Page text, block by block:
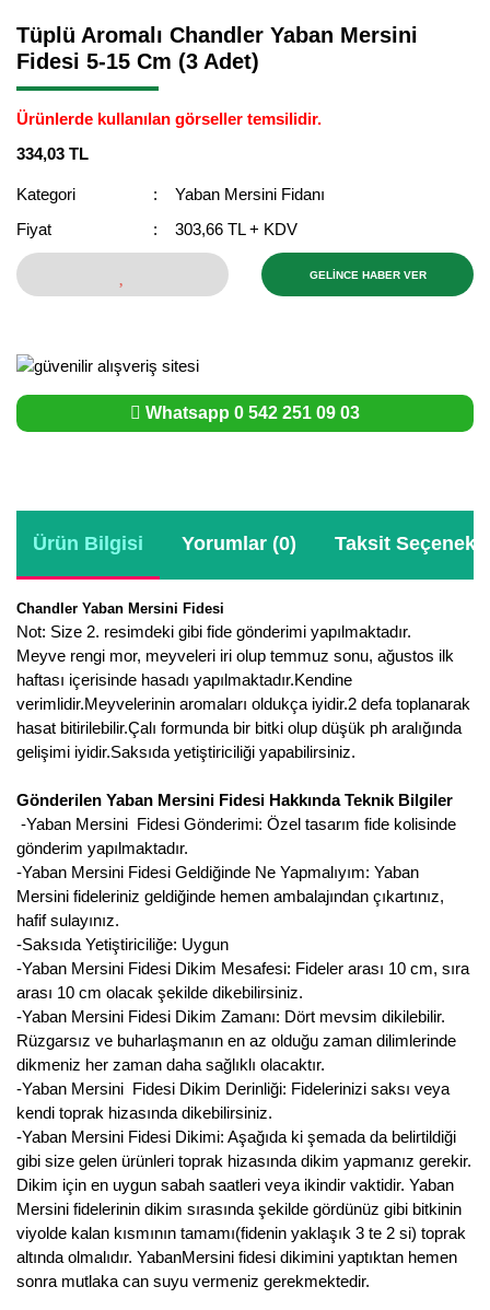
Tüplü Aromalı Chandler Yaban Mersini
Fidesi 5-15 Cm (3 Adet)
Ürünlerde kullanılan görseller temsilidir.
334,03 TL
Kategori
Yaban Mersini Fidanı
Fiyat
303,66 TL + KDV
GELİNCE HABER VER
Whatsapp 0 542 251 09 03
Ürün Bilgisi Yorumlar (0) Taksit
Chandler Yaban Mersini Fidesi
Not: Size 2. resimdeki gibi fide gönderimi yapılmaktadır.
Meyve rengi mor, meyveleri iri olup temmuz sonu, ağustos ilk
haftası içerisinde hasadı yapılmaktadır.Kendine
verimlidir.Meyvelerinin aromaları oldukça iyidir.2 defa toplanarak
hasat bitirilebilir.Çalı formunda bir bitki olup düşük ph aralığında
gelişimi iyidir.Saksıda yetiştiriciliği yapabilirsiniz.
Gönderilen Yaban Mersini Fidesi Hakkında Teknik Bilgiler
-Yaban Mersini Fidesi Gönderimi: Özel tasarım fide kolisinde
gönderim yapılmaktadır.
-Yaban Mersini Fidesi Geldiğinde Ne Yapmalıyım: Yaban
Mersini fideleriniz geldiğinde hemen ambalajından çıkartınız,
hafif sulayınız.
-Saksıda Yetiştiriciliğe: Uygun
-Yaban Mersini Fidesi Dikim Mesafesi: Fideler arası 10 cm, sıra
arası 10 cm olacak şekilde dikebilirsiniz.
-Yaban Mersini Fidesi Dikim Zamanı: Dört mevsim dikilebilir.
Rüzgarsız ve buharlaşmanın en az olduğu zaman dilimlerinde
dikmeniz her zaman daha sağlıklı olacaktır.
-Yaban Mersini Fidesi Dikim Derinliği: Fidelerinizi saksı veya
kendi toprak hizasında dikebilirsiniz.
-Yaban Mersini Fidesi Dikimi: Aşağıda ki şemada da belirtildiği
gibi size gelen ürünleri toprak hizasında dikim yapmanız gerekir.
Dikim için en uygun sabah saatleri veya ikindir vaktidir. Yaban
Mersini fidelerinin dikim sırasında şekilde gördünüz gibi bitkinin
viyolde kalan kısmının tamamı(fidenin yaklaşık 3 te 2 si) toprak
altında olmalıdır. YabanMersini fidesi dikimini yaptıktan hemen
sonra mutlaka can suyu vermeniz gerekmektedir.